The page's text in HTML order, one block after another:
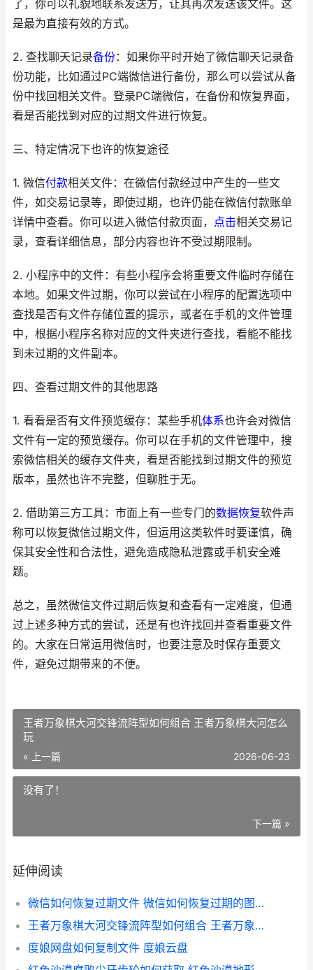
了，你可以礼貌地联系发送方，让其再次发送该文件。这
是最为直接有效的方式。
2. 查找聊天记录备份：如果你平时开始了微信聊天记录备
份功能，比如通过PC端微信进行备份，那么可以尝试从备
份中找回相关文件。登录PC端微信，在备份和恢复界面，
看是否能找到对应的过期文件进行恢复。
三、特定情况下也许的恢复途径
1. 微信付款相关文件：在微信付款经过中产生的一些文
件，如交易记录等，即使过期，也许仍能在微信付款账单
详情中查看。你可以进入微信付款页面，
点击相关交易记
录，查看详细信息，部分内容也许不受过期限制。
2. 小程序中的文件：有些小程序会将重要文件临时存储在
本地。如果文件过期，你可以尝试在小程序的配置选项中
查找是否有文件存储位置的提示，或者在手机的文件管理
中，根据小程序名称对应的文件夹进行查找，看能不能找
到未过期的文件副本。
四、查看过期文件的其他思路
1. 看看是否有文件预览缓存：某些手机体系也许会对微信
文件有一定的预览缓存。你可以在手机的文件管理中，搜
索微信相关的缓存文件夹，看是否能找到过期文件的预览
版本，虽然也许不完整，但聊胜于无。
2. 借助第三方工具：市面上有一些专门的数据恢复软件声
称可以恢复微信过期文件，但运用这类软件时要谨慎，确
保其安全性和合法性，避免造成隐私泄露或手机安全难
题。
总之，虽然微信文件过期后恢复和查看有一定难度，但通
过上述多种方式的尝试，还是有也许找回并查看重要文件
的。大家在日常运用微信时，也要注意及时保存重要文
件，避免过期带来的不便。
王者万象棋大河交锋流阵型如何组合 王者万象棋大河怎么
玩
« 上一篇 2026-06-23
没有了！
下一篇 »
延伸阅读
微信如何恢复过期文件 微信如何恢复过期的图片和视频
王者万象棋大河交锋流阵型如何组合 王者万象棋大河怎么玩
度娘网盘如何复制文件 度娘云盘